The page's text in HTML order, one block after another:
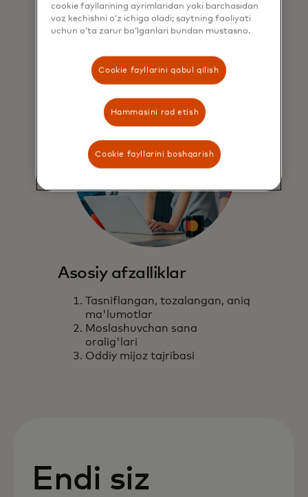
imkonini beruvchi platformani ishlab
chiqdik.
Asosiy afzalliklar
Tasniflangan, tozalangan, aniq
ma'lumotlar
Moslashuvchan sana
oralig'lari
Oddiy mijoz tajribasi
Endi siz
cookie fayllarining ayrimlaridan yoki barchasidan
voz kechishni o‘z ichiga oladi; saytning faoliyati
uchun o‘ta zarur bo‘lganlari bundan mustasno.
Cookie fayllarini qabul qilish
Hammasini rad etish
Cookie fayllarini boshqarish